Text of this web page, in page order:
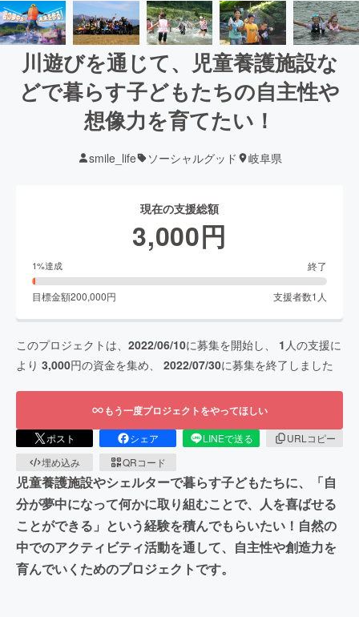
川遊びを通じて、児童養護施設な
どで暮らす子どもたちの自主性や
想像力を育てたい！
smile_life ソーシャルグッド 岐阜県
現在の支援総額
3,000円
1%達成 終了
目標金額200,000円 支援者数1 人
このプロジェクトは、 2022/06/10に募集を開始し、 1 人の支援に
より 3,000円の資金を集め、 2022/07/30に募集を終了しました
もう一度プロジェクトをやってほしい
ポスト シェア LINEで送る
URLコピー
埋め込み
QRコード
児童養護施設やシェルターで暮らす子どもたちに、「自
分が夢中になって何かに取り組むことで、人を喜ばせる
ことができる」という経験を積んでもらいたい！自然の
中でのアクティビティ活動を通して、自主性や創造力を
育んでいくためのプロジェクトです。